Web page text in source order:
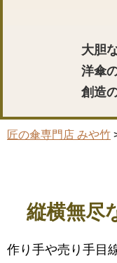
大胆
洋傘
創造
匠の傘専門店 みや竹
縦横無尽
作り手や売り手目